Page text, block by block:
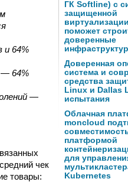
и 64%
— 64%
—
чек
товары:
ГК Softline) с
защищенной
поможет
доверенные
Доверенная
система и
средства
Linux и Dallas
испытания
Облачная
moncloud
платформой
для
Kubernetes